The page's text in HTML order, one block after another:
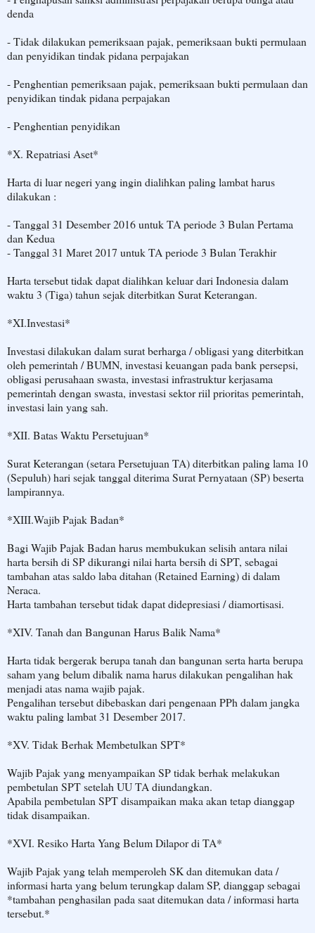
denda
- Tidak dilakukan pemeriksaan pajak, pemeriksaan bukti permulaan
dan penyidikan tindak pidana perpajakan
- Penghentian pemeriksaan pajak, pemeriksaan bukti permulaan dan
penyidikan tindak pidana perpajakan
- Penghentian penyidikan
*X. Repatriasi Aset*
Harta di luar negeri yang ingin dialihkan paling lambat harus
dilakukan :
- Tanggal 31 Desember 2016 untuk TA periode 3 Bulan Pertama
dan Kedua
- Tanggal 31 Maret 2017 untuk TA periode 3 Bulan Terakhir
Harta tersebut tidak dapat dialihkan keluar dari Indonesia dalam
waktu 3 (Tiga) tahun sejak diterbitkan Surat Keterangan.
*XI.Investasi*
Investasi dilakukan dalam surat berharga / obligasi yang diterbitkan
oleh pemerintah / BUMN, investasi keuangan pada bank persepsi,
obligasi perusahaan swasta, investasi infrastruktur kerjasama
pemerintah dengan swasta, investasi sektor riil prioritas pemerintah,
investasi lain yang sah.
*XII. Batas Waktu Persetujuan*
Surat Keterangan (setara Persetujuan TA) diterbitkan paling lama 10
(Sepuluh) hari sejak tanggal diterima Surat Pernyataan (SP) beserta
lampirannya.
*XIII.Wajib Pajak Badan*
Bagi Wajib Pajak Badan harus membukukan selisih antara nilai
harta bersih di SP dikurangi nilai harta bersih di SPT, sebagai
tambahan atas saldo laba ditahan (Retained Earning) di dalam
Neraca.
Harta tambahan tersebut tidak dapat didepresiasi / diamortisasi.
*XIV. Tanah dan Bangunan Harus Balik Nama*
Harta tidak bergerak berupa tanah dan bangunan serta harta berupa
saham yang belum dibalik nama harus dilakukan pengalihan hak
menjadi atas nama wajib pajak.
Pengalihan tersebut dibebaskan dari pengenaan PPh dalam jangka
waktu paling lambat 31 Desember 2017.
*XV. Tidak Berhak Membetulkan SPT*
Wajib Pajak yang menyampaikan SP tidak berhak melakukan
pembetulan SPT setelah UU TA diundangkan.
Apabila pembetulan SPT disampaikan maka akan tetap dianggap
tidak disampaikan.
*XVI. Resiko Harta Yang Belum Dilapor di TA*
Wajib Pajak yang telah memperoleh SK dan ditemukan data /
informasi harta yang belum terungkap dalam SP, dianggap sebagai
*tambahan penghasilan pada saat ditemukan data / informasi harta
tersebut.*